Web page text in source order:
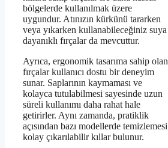
bölgelerde kullanılmak üzere
uygundur. Atınızın kürkünü tararken
veya yıkarken kullanabileceğiniz suya
dayanıklı fırçalar da mevcuttur.
Ayrıca, ergonomik tasarıma sahip olan
fırçalar kullanıcı dostu bir deneyim
sunar. Saplarının kaymaması ve
kolayca tutulabilmesi sayesinde uzun
süreli kullanımı daha rahat hale
getirirler. Aynı zamanda, pratiklik
açısından bazı modellerde temizlemesi
kolay çıkarılabilir kıllar bulunur.